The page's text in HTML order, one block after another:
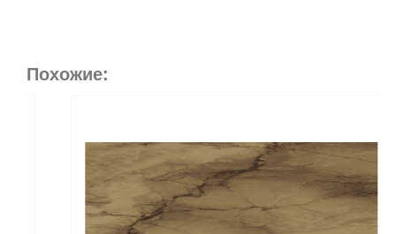
Похожие: